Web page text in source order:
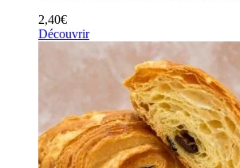
2,40€
Découvrir